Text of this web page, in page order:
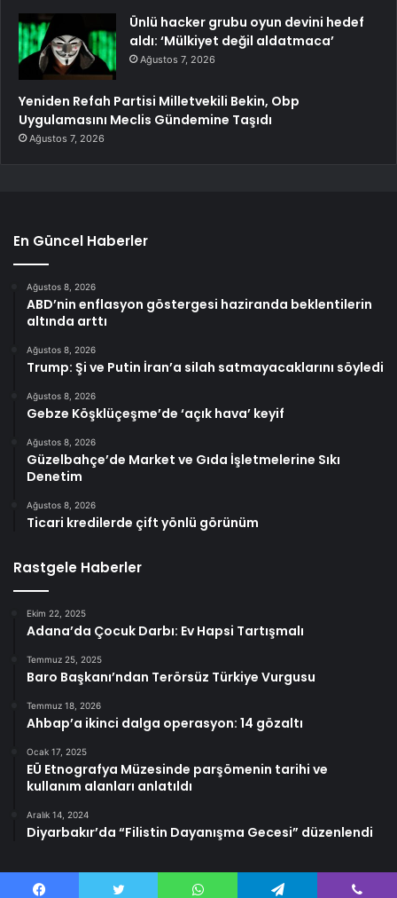
Ünlü hacker grubu oyun devini hedef
aldı: ‘Mülkiyet değil aldatmaca’
Ağustos 7, 2026
Yeniden Refah Partisi Milletvekili Bekin, Obp
Uygulamasını Meclis Gündemine Taşıdı
Ağustos 7, 2026
En Güncel Haberler
Ağustos 8, 2026
ABD’nin enflasyon göstergesi haziranda beklentilerin
altında arttı
Ağustos 8, 2026
Trump: Şi ve Putin İran’a silah satmayacaklarını söyledi
Ağustos 8, 2026
Gebze Köşklüçeşme’de ‘açık hava’ keyif
Ağustos 8, 2026
Güzelbahçe’de Market ve Gıda İşletmelerine Sıkı
Denetim
Ağustos 8, 2026
Ticari kredilerde çift yönlü görünüm
Rastgele Haberler
Ekim 22, 2025
Adana’da Çocuk Darbı: Ev Hapsi Tartışmalı
Temmuz 25, 2025
Baro Başkanı’ndan Terörsüz Türkiye Vurgusu
Temmuz 18, 2026
Ahbap’a ikinci dalga operasyon: 14 gözaltı
Ocak 17, 2025
EÜ Etnografya Müzesinde parşömenin tarihi ve
kullanım alanları anlatıldı
Aralık 14, 2024
Diyarbakır’da “Filistin Dayanışma Gecesi” düzenlendi